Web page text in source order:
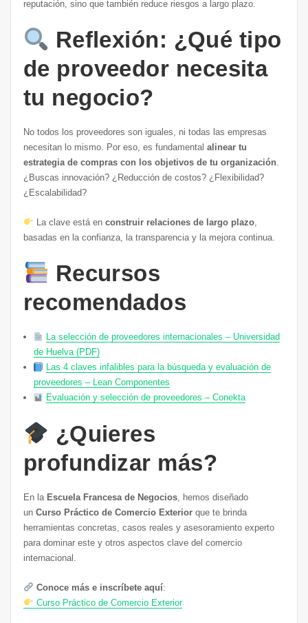
reputación, sino que también reduce riesgos a largo plazo.
Reflexión: ¿Qué tipo
de proveedor necesita
tu negocio?
No todos los proveedores son iguales, ni todas las empresas
necesitan lo mismo. Por eso, es fundamental alinear tu
estrategia de compras con los objetivos de tu organización.
¿Buscas innovación? ¿Reducción de costos? ¿Flexibilidad?
¿Escalabilidad?
La clave está en construir relaciones de largo plazo,
basadas en la confianza, la transparencia y la mejora continua.
Recursos
recomendados
La selección de proveedores internacionales – Universidad
de Huelva (PDF)
Las 4 claves infalibles para la búsqueda y evaluación de
proveedores – Lean Componentes
Evaluación y selección de proveedores – Conekta
¿Quieres
profundizar más?
En la Escuela Francesa de Negocios, hemos diseñado
un Curso Práctico de Comercio Exteriorque te brinda
herramientas concretas, casos reales y asesoramiento experto
para dominar este y otros aspectos clave del comercio
internacional.
Conoce más e inscríbete aquí:
Curso Práctico de Comercio Exterior